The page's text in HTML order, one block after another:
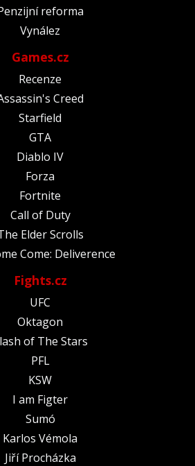
reforma
Vynález
Games.cz
Recenze
Creed
Starfield
GTA
Diablo IV
Forza
Fortnite
Call of Duty
Elder Scrolls
Come: Deliverence
Fights.cz
UFC
Oktagon
of The Stars
PFL
KSW
I am Figter
Sumó
Karlos Vémola
Jiří Procházka